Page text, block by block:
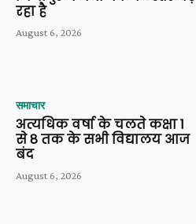
रहा है
August 6, 2026
समाचार
अत्यधिक वर्षा के चलते कक्षा 1
से 8 तक के सभी विद्यालय आज
बंद
August 6, 2026